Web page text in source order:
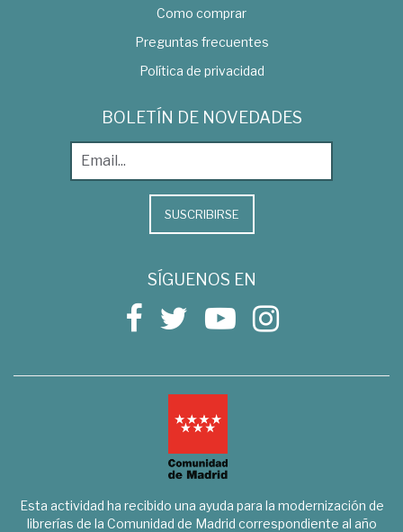
Como comprar
Preguntas frecuentes
Política de privacidad
BOLETÍN DE NOVEDADES
SUSCRIBIRSE
SÍGUENOS EN
Esta actividad ha recibido una ayuda para la modernización de
librerías de la Comunidad de Madrid correspondiente al año